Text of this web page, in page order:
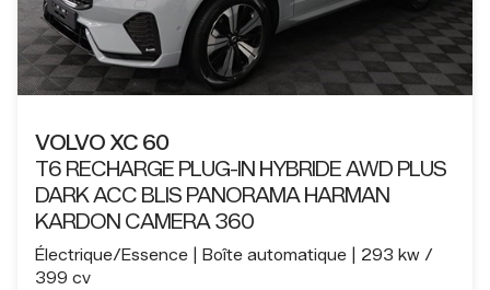
VOLVO XC 60
T6 RECHARGE PLUG-IN HYBRIDE AWD PLUS
DARK ACC BLIS PANORAMA HARMAN
KARDON CAMERA 360
Électrique/Essence Boîte automatique
293 kw /
399 cv